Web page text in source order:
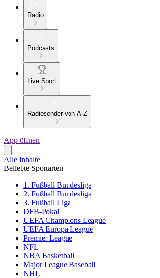
Radio
Podcasts
Live Sport
Radiosender von A-Z
App öffnen
Alle Inhalte
Beliebte Sportarten
1. Fußball Bundesliga
2. Fußball Bundesliga
3. Fußball Liga
DFB-Pokal
UEFA Champions League
UEFA Europa League
Premier League
NFL
NBA Basketball
Major League Baseball
NHL